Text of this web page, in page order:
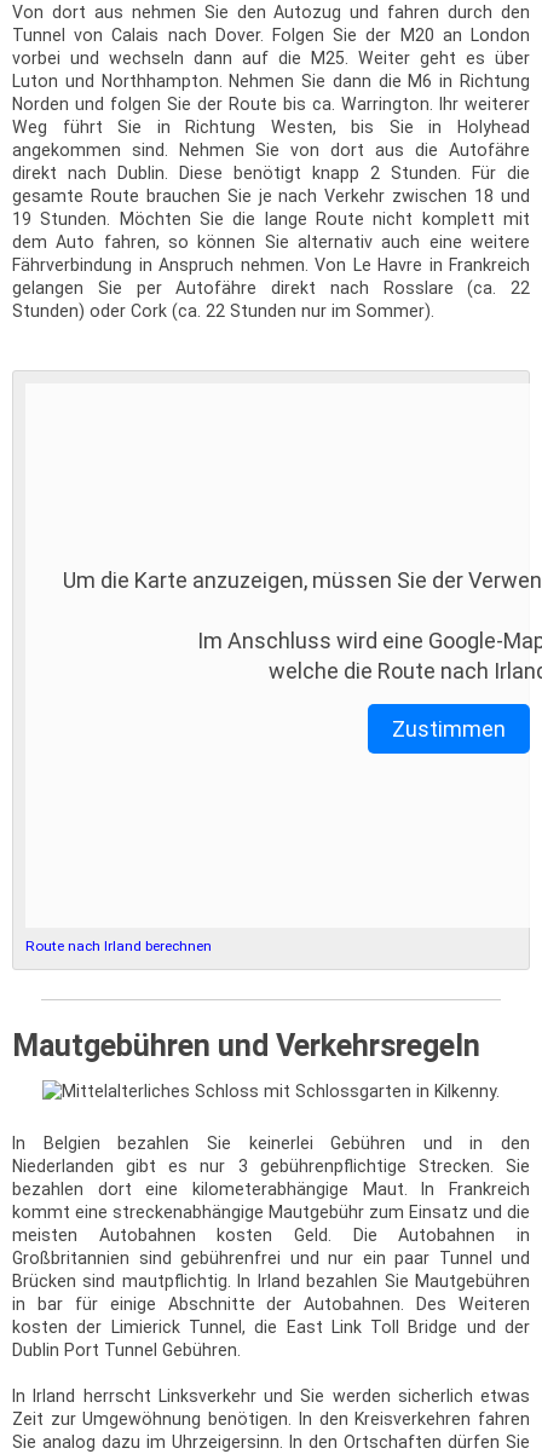
Von dort aus nehmen Sie den Autozug und fahren durch den
Tunnel von Calais nach Dover. Folgen Sie der M20 an London
vorbei und wechseln dann auf die M25. Weiter geht es über
Luton und Northhampton. Nehmen Sie dann die M6 in Richtung
Norden und folgen Sie der Route bis ca. Warrington. Ihr weiterer
Weg führt Sie in Richtung Westen, bis Sie in Holyhead
angekommen sind. Nehmen Sie von dort aus die Autofähre
direkt nach Dublin. Diese benötigt knapp 2 Stunden. Für die
gesamte Route brauchen Sie je nach Verkehr zwischen 18 und
19 Stunden. Möchten Sie die lange Route nicht komplett mit
dem Auto fahren, so können Sie alternativ auch eine weitere
Fährverbindung in Anspruch nehmen. Von Le Havre in Frankreich
gelangen Sie per Autofähre direkt nach Rosslare (ca. 22
Stunden) oder Cork (ca. 22 Stunden nur im Sommer).
Um die Karte anzuzeigen, müssen Sie der
Im Anschluss wird eine Google-
welche die Route nach
Zustimmen
Route nach Irland berechnen
Mautgebühren und Verkehrsregeln
In Belgien bezahlen Sie keinerlei Gebühren und in den
Niederlanden gibt es nur 3 gebührenpflichtige Strecken. Sie
bezahlen dort eine kilometerabhängige Maut. In Frankreich
kommt eine streckenabhängige Mautgebühr zum Einsatz und die
meisten Autobahnen kosten Geld. Die Autobahnen in
Großbritannien sind gebührenfrei und nur ein paar Tunnel und
Brücken sind mautpflichtig. In Irland bezahlen Sie Mautgebühren
in bar für einige Abschnitte der Autobahnen. Des Weiteren
kosten der Limierick Tunnel, die East Link Toll Bridge und der
Dublin Port Tunnel Gebühren.
In Irland herrscht Linksverkehr und Sie werden sicherlich etwas
Zeit zur Umgewöhnung benötigen. In den Kreisverkehren fahren
Sie analog dazu im Uhrzeigersinn. In den Ortschaften dürfen Sie